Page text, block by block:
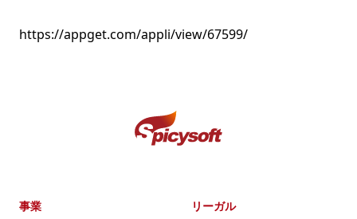
https://appget.com/appli/view/67599/
事業 リーガル